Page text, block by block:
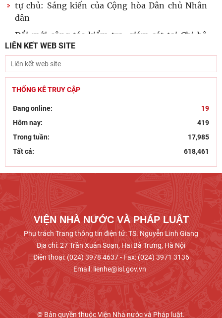
tự chủ: Sáng kiến của Cộng hòa Dân chủ Nhân
dân
Đổi mới công tác kiểm tra, giám sát tại Chi bộ
Viện Nhà nước và Pháp luật: Gắn siết chặt kỷ
cương
Đẩy mạnh sáng tác văn học, nghệ thuật hướng
tới 80 năm Ngày Thương binh - Liệt sĩ
Chủ tịch Viện Hàn lâm Khoa học xã hội Việt Nam
thăm và làm việc tại Viện Khoa học Kinh tế và Xã
Dân chủ theo tư tưởng Hồ Chí Minh và sự vận
Cộng sản
LIÊN KẾT WEB SITE
THỐNG KÊ TRUY CẬP
Đang online:
19
Hôm nay:
419
Trong tuần:
17,985
Tất cả:
618,461
VIỆN NHÀ NƯỚC VÀ PHÁP LUẬT
Phụ trách Trang thông tin điện tử: TS. Nguyễn Linh Giang
Địa chỉ: 27 Trần Xuân Soạn, Hai Bà Trưng, Hà Nội
Điện thoại: (024) 3978 4637 - Fax: (024) 3971 3136
Email: lienhe@isl.gov.vn
© Bản quyền thuộc Viện Nhà nước và Pháp luật.